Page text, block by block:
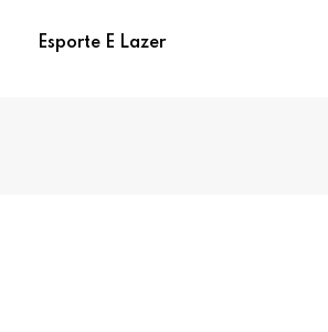
Esporte E Lazer